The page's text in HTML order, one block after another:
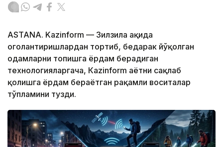
ASTANA. Kazinform — Зилзила ҳақида
огоҳлантиришлардан тортиб, бедарак йўқолган
одамларни топишга ёрдам берадиган
технологияларгача, Кazinform ҳаётни сақлаб
қолишга ёрдам бераётган рақамли воситалар
тўпламини тузди.